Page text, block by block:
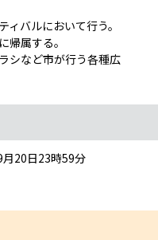
ィバルにおいて行う。
帰属する。
シなど市が行う各種広
20日23時59分